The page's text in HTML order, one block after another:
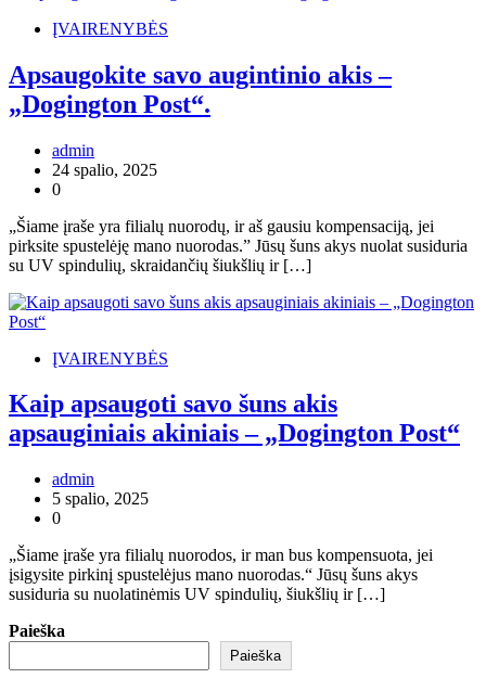
ĮVAIRENYBĖS
Apsaugokite savo augintinio akis –
„Dogington Post“.
admin
24 spalio, 2025
0
„Šiame įraše yra filialų nuorodų, ir aš gausiu kompensaciją, jei
pirksite spustelėję mano nuorodas.” Jūsų šuns akys nuolat susiduria
su UV spindulių, skraidančių šiukšlių ir […]
ĮVAIRENYBĖS
Kaip apsaugoti savo šuns akis
apsauginiais akiniais – „Dogington Post“
admin
5 spalio, 2025
0
„Šiame įraše yra filialų nuorodos, ir man bus kompensuota, jei
įsigysite pirkinį spustelėjus mano nuorodas.“ Jūsų šuns akys
susiduria su nuolatinėmis UV spindulių, šiukšlių ir […]
Paieška
Paieška